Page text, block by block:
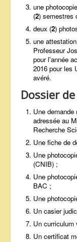
une
(2) semestres
deux (2)
une
Professeur
pour l'année
2016 pour les
avéré.
Dossier
Une
adressée au
Recherche
Une fiche de
Une
(CNIB) ;
Une
BAC ;
Une
Un casier
Un curriculum
Un certificat